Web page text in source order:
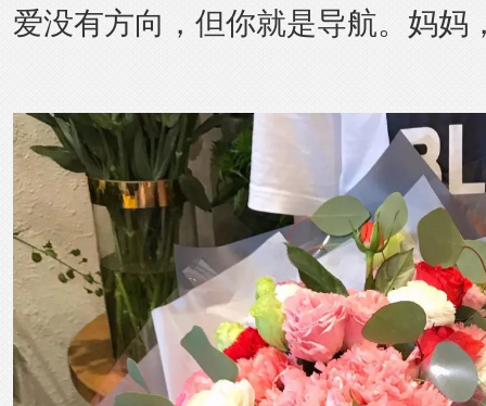
爱没有方向，但你就是导航。妈妈